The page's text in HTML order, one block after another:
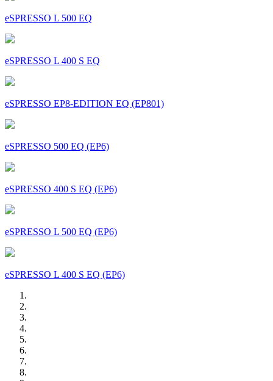
eSPRESSO L 500 EQ
eSPRESSO L 400 S EQ
eSPRESSO EP8-EDITION EQ (EP801)
eSPRESSO 500 EQ (EP6)
eSPRESSO 400 S EQ (EP6)
eSPRESSO L 500 EQ (EP6)
eSPRESSO L 400 S EQ (EP6)